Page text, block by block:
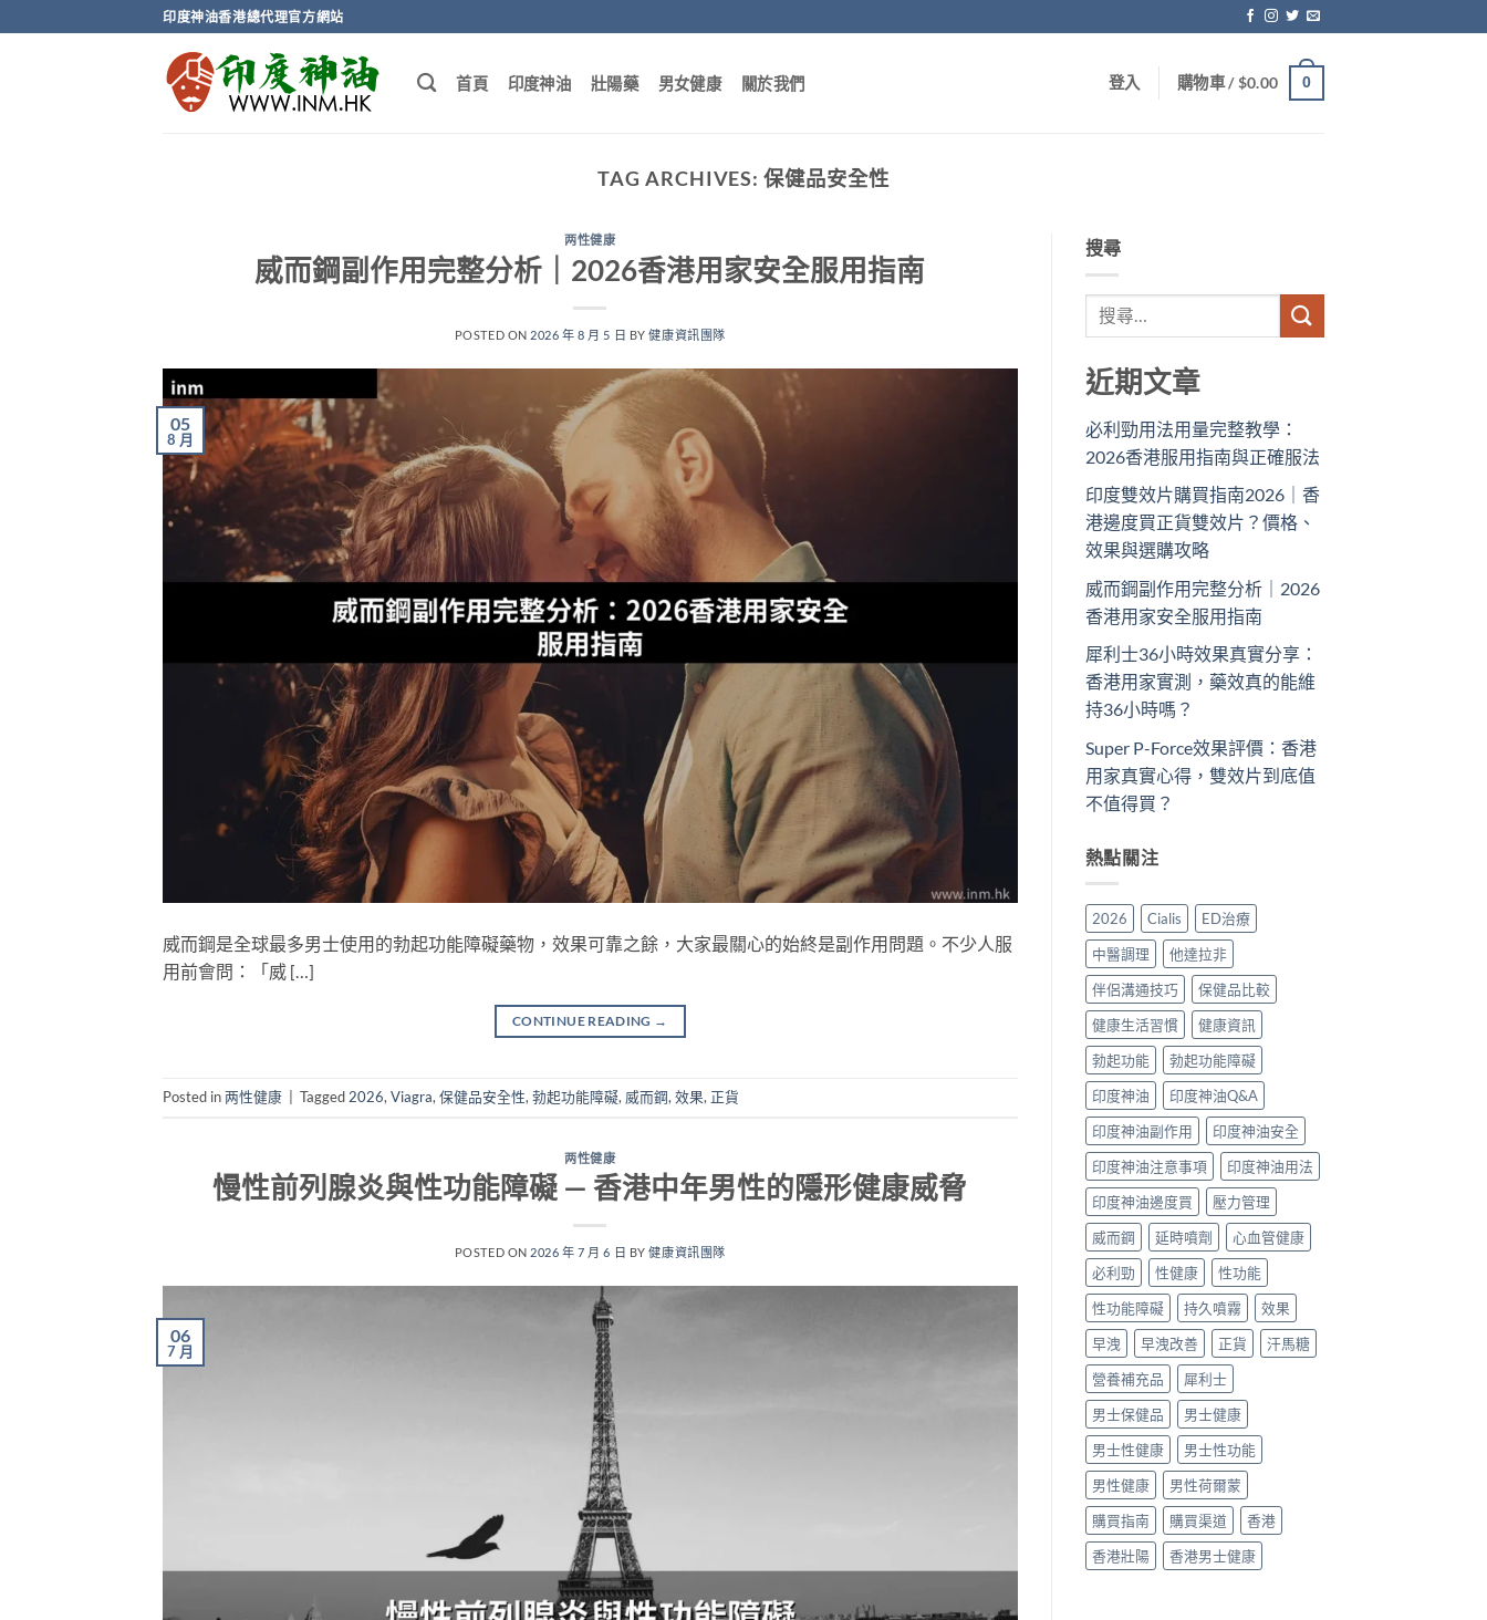
to
印度神油香港總代理官方網站
首頁 印度神油 壯陽藥 男女健康 關於我們 登入 購物車 /$0.00 0
TAG ARCHIVES:保健品安全性
两性健康
威而鋼副作用完整分析｜2026香港用家安全服用指南
POSTED ON 2026 年 8 月 5 日 BY健康資訊團隊
05
8 月
威而鋼是全球最多男士使用的勃起功能障礙藥物，效果可靠之餘，大家最關心的始終是副作用問題。不少人服
用前會問：「威 […]
CONTINUE READING →
Posted in两性健康 Tagged 2026, Viagra, 保健品安全性, 勃起功能障礙, 威而鋼, 效果, 正貨
两性健康
慢性前列腺炎與性功能障礙 — 香港中年男性的隱形健康威脅
POSTED ON 2026 年 7 月 6 日 BY健康資訊團隊
06
7 月
搜尋
近期文章
必利勁用法用量完整教學：
2026香港服用指南與正確服法
印度雙效片購買指南2026｜香
港邊度買正貨雙效片？價格、
效果與選購攻略
威而鋼副作用完整分析｜2026
香港用家安全服用指南
犀利士36小時效果真實分享：
香港用家實測，藥效真的能維
持36小時嗎？
Super P-Force效果評價：香港
用家真實心得，雙效片到底值
不值得買？
熱點關注
2026 Cialis
ED治療
中醫調理
他達拉非
伴侶溝通技巧
保健品比較
健康生活習慣
健康資訊
勃起功能
勃起功能障礙
印度神油
印度神油Q&A
印度神油副作用
印度神油安全
印度神油注意事項
印度神油用法
印度神油邊度買
壓力管理
威而鋼
延時噴劑
心血管健康
必利勁
性健康
性功能
性功能障礙
持久噴霧
效果
早洩
早洩改善 正貨
汗馬糖
營養補充品
犀利士
男士保健品
男士健康
男士性健康
男士性功能
男性健康
男性荷爾蒙
購買指南
購買渠道
香港
香港壯陽
香港男士健康